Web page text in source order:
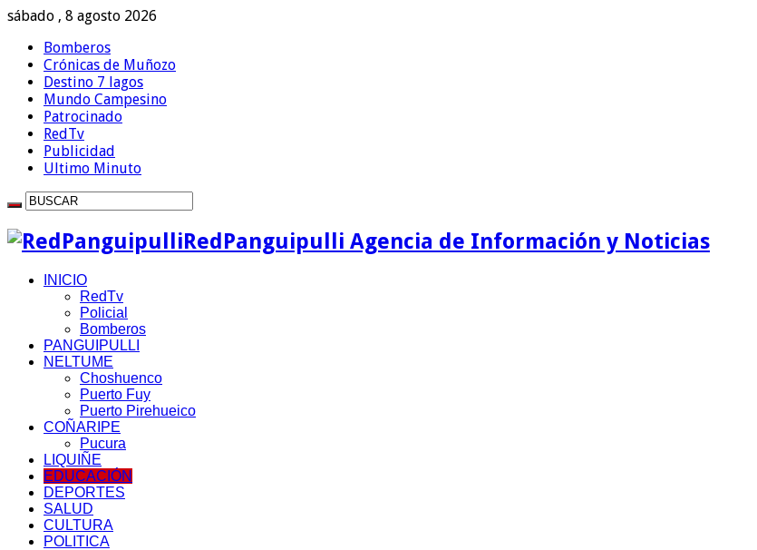
sábado , 8 agosto 2026
Bomberos
Crónicas de Muñozo
Destino 7 lagos
Mundo Campesino
Patrocinado
RedTv
Publicidad
Ultimo Minuto
RedPanguipulli Agencia de Información y Noticias
INICIO
RedTv
Policial
Bomberos
PANGUIPULLI
NELTUME
Choshuenco
Puerto Fuy
Puerto Pirehueico
COÑARIPE
Pucura
LIQUIÑE
EDUCACIÓN
DEPORTES
SALUD
CULTURA
POLITICA